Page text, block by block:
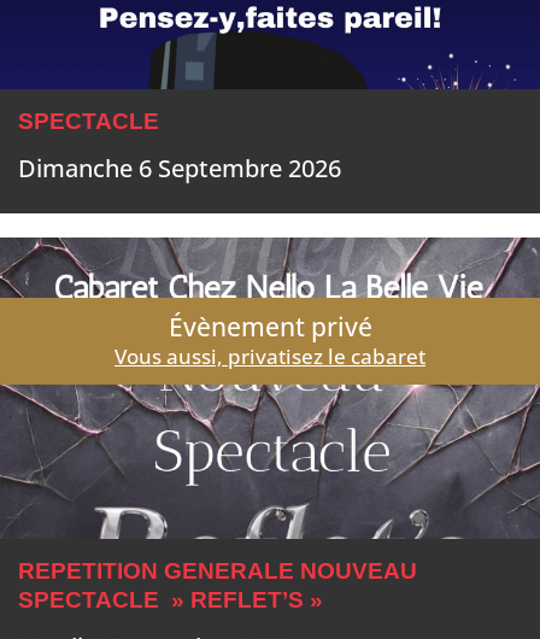
Décembre 2026
Janvier 2027
Mai 2027
Juin 2027
Juillet 2027
SPECTACLE
Dimanche 6 Septembre 2026
Évènement privé
Vous aussi, privatisez le cabaret
REPETITION GENERALE NOUVEAU
SPECTACLE » REFLET’S »